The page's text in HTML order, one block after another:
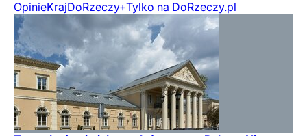
OpinieKrajDoRzeczy+Tylko na DoRzeczy.pl